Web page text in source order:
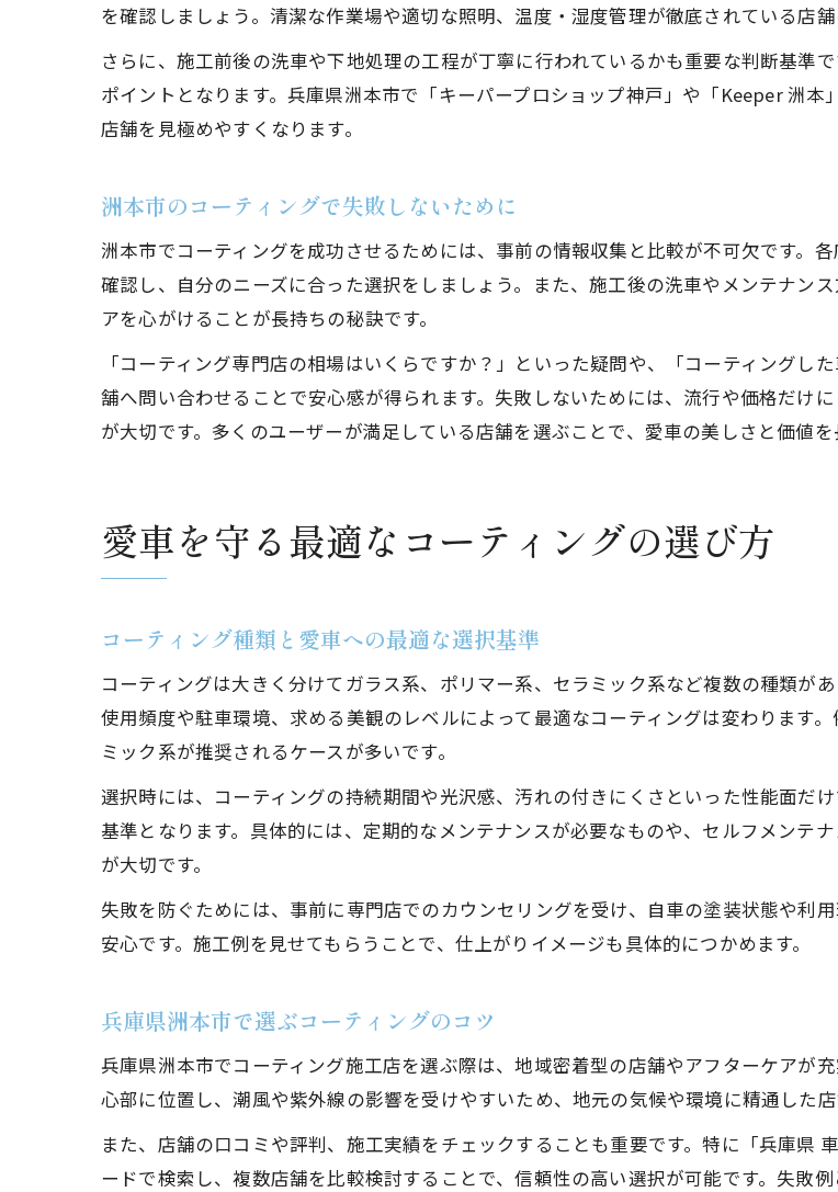
コーティングの美しさを保つ日
を確認しましょう。清潔な作業場や適切な照明、温度・湿度管理が徹底されている店
さらに、施工前後の洗車や下地処理の工程が丁寧に行われているかも重要な判断基準
ポイントとなります。兵庫県洲本市で「キーパープロショップ神戸」や「Keeper 洲
店舗を見極めやすくなります。
洲本市のコーティングで失敗しないために
洲本市でコーティングを成功させるためには、事前の情報収集と比較が不可欠です。
確認し、自分のニーズに合った選択をしましょう。また、施工後の洗車やメンテナン
アを心がけることが長持ちの秘訣です。
「コーティング専門店の相場はいくらですか？」といった疑問や、「コーティングし
舗へ問い合わせることで安心感が得られます。失敗しないためには、流行や価格だけ
が大切です。多くのユーザーが満足している店舗を選ぶことで、愛車の美しさと価値を
愛車を守る最適なコーティングの選び方
コーティング種類と愛車への最適な選択基準
コーティングは大きく分けてガラス系、ポリマー系、セラミック系など複数の種類が
使用頻度や駐車環境、求める美観のレベルによって最適なコーティングは変わります
ミック系が推奨されるケースが多いです。
選択時には、コーティングの持続期間や光沢感、汚れの付きにくさといった性能面だ
基準となります。具体的には、定期的なメンテナンスが必要なものや、セルフメンテ
が大切です。
失敗を防ぐためには、事前に専門店でのカウンセリングを受け、自車の塗装状態や利
安心です。施工例を見せてもらうことで、仕上がりイメージも具体的につかめます。
兵庫県洲本市で選ぶコーティングのコツ
兵庫県洲本市でコーティング施工店を選ぶ際は、地域密着型の店舗やアフターケアが
心部に位置し、潮風や紫外線の影響を受けやすいため、地元の気候や環境に精通した店
また、店舗の口コミや評判、施工実績をチェックすることも重要です。特に「兵庫県
ードで検索し、複数店舗を比較検討することで、信頼性の高い選択が可能です。失敗